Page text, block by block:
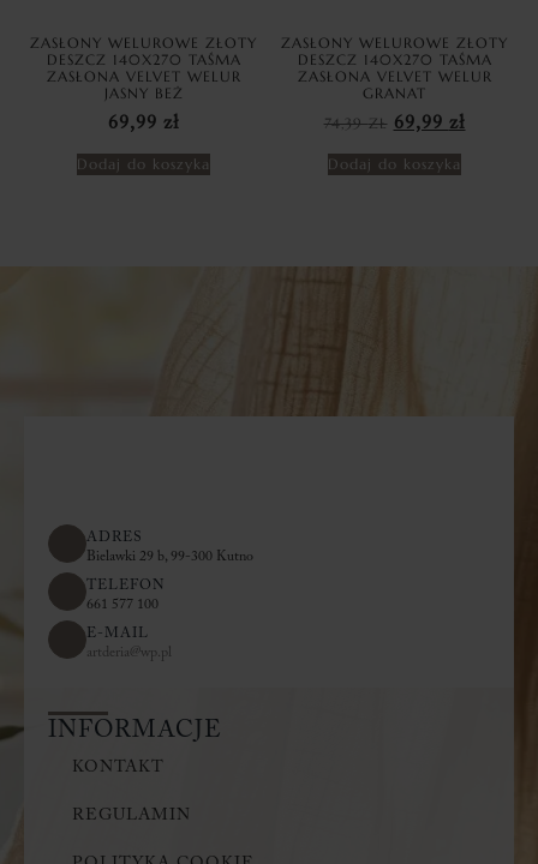
ZASŁONY WELUROWE ZŁOTY
DESZCZ 140X270 TAŚMA
ZASŁONA VELVET WELUR
JASNY BEŻ
69,99 zł
Dodaj do koszyka
ZASŁONY WELUROWE ZŁOTY
DESZCZ 140X270 TAŚMA
ZASŁONA VELVET WELUR
GRANAT
74,39ZŁ 69,99 zł
Dodaj do koszyka
ADRES
Bielawki 29 b, 99-300 Kutno
TELEFON
661 577 100
E-MAIL
artderia@wp.pl
INFORMACJE
KONTAKT
REGULAMIN